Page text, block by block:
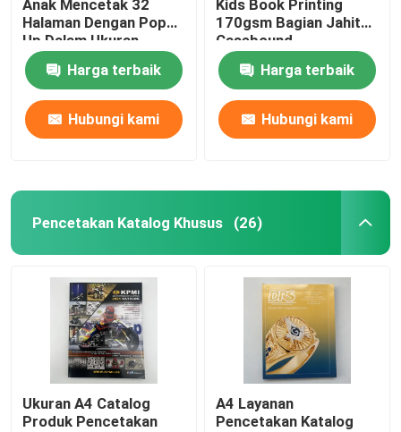
Anak Mencetak 32
Halaman Dengan Pop
Up Dalam Ukuran
8.5x11
Harga terbaik
Hubungi kami
Kids Book Printing
170gsm Bagian Jahit
Casebound
Harga terbaik
Hubungi kami
Pencetakan Katalog Khusus (26)
Ukuran A4 Catalog
Produk Pencetakan
A4 Layanan
Pencetakan Katalog